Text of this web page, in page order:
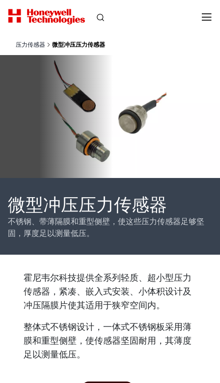
压力传感器 微型冲压压力传感器
微型冲压压力传感器
不锈钢、带薄隔膜和重型侧壁，使这些压力传感器足够坚
固，厚度足以测量低压。
霍尼韦尔科技提供全系列轻质、超小型压力
传感器，紧凑、嵌入式安装、小体积设计及
冲压隔膜片使其适用于狭窄空间内。
整体式不锈钢设计，一体式不锈钢板采用薄
膜和重型侧壁，使传感器坚固耐用，其薄度
足以测量低压。